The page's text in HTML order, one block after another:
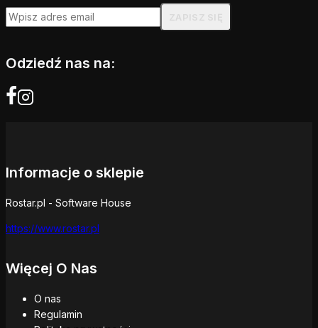
Odziedź nas na:
Informacje o sklepie
Rostar.pl - Software House
https://www.rostar.pl
Więcej O Nas
O nas
Regulamin